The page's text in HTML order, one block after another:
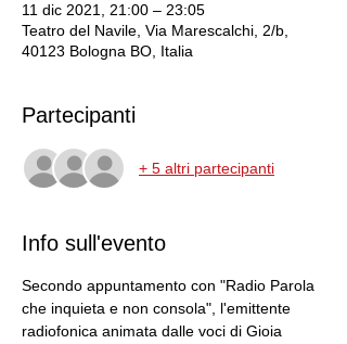
11 dic 2021, 21:00 – 23:05
Teatro del Navile, Via Marescalchi, 2/b,
40123 Bologna BO, Italia
Partecipanti
+ 5 altri partecipanti
Info sull'evento
Secondo appuntamento con "Radio Parola
che inquieta e non consola", l'emittente
radiofonica animata dalle voci di Gioia